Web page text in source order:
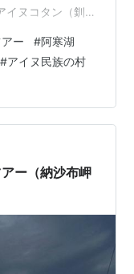
ヌコタン（釧路
ー #阿寒湖
#アイヌ民族の村
ー（納沙布岬